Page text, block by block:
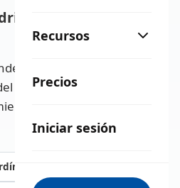
Recursos
Precios
Iniciar sesión
tus podas y tus
tu sector: diseñado para
verde — jardinería,
de zonas verdes y